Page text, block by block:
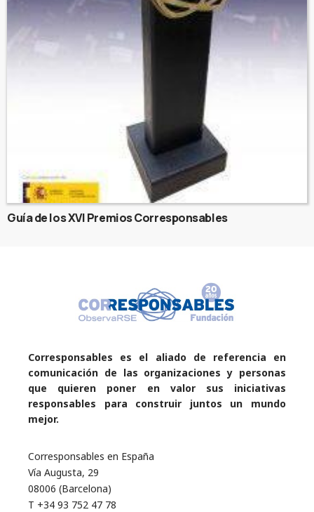
Guía de los XVI Premios Corresponsables
Corresponsables es el aliado de referencia en
comunicación de las organizaciones y personas
que quieren poner en valor sus iniciativas
responsables para construir juntos un mundo
mejor.
Corresponsables en España
Vía Augusta, 29
08006 (Barcelona)
T +34 93 752 47 78